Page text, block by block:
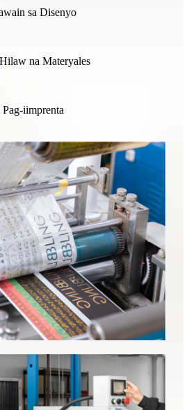
sa Disenyo
na Materyales
Pag-iimprenta